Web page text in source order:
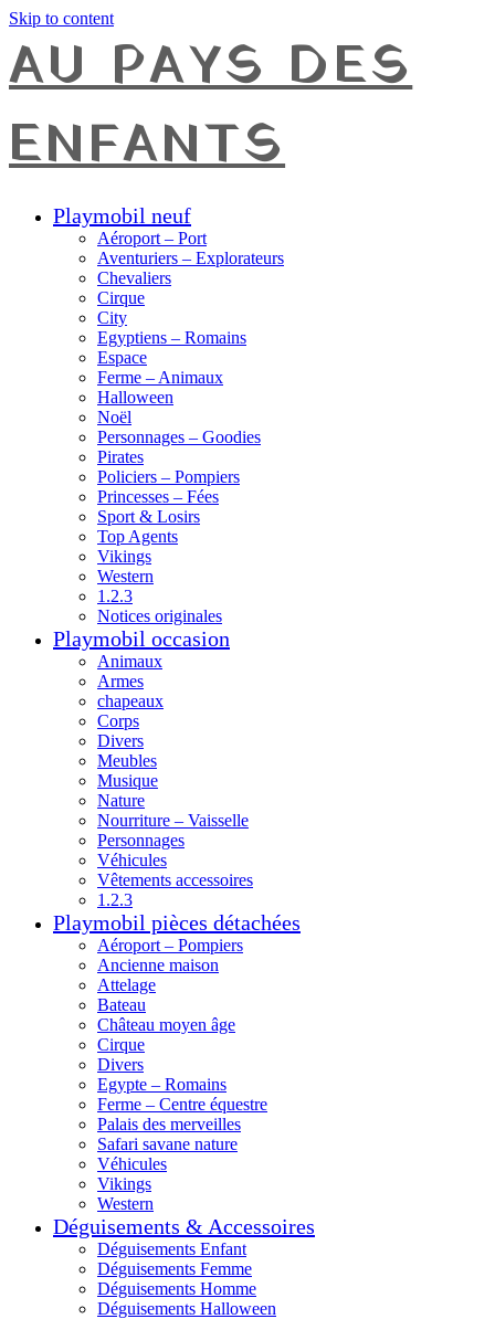
Skip to content
AU PAYS DES
ENFANTS
Playmobil neuf
Aéroport – Port
Aventuriers – Explorateurs
Chevaliers
Cirque
City
Egyptiens – Romains
Espace
Ferme – Animaux
Halloween
Noël
Personnages – Goodies
Pirates
Policiers – Pompiers
Princesses – Fées
Sport & Losirs
Top Agents
Vikings
Western
1.2.3
Notices originales
Playmobil occasion
Animaux
Armes
chapeaux
Corps
Divers
Meubles
Musique
Nature
Nourriture – Vaisselle
Personnages
Véhicules
Vêtements accessoires
1.2.3
Playmobil pièces détachées
Aéroport – Pompiers
Ancienne maison
Attelage
Bateau
Château moyen âge
Cirque
Divers
Egypte – Romains
Ferme – Centre équestre
Palais des merveilles
Safari savane nature
Véhicules
Vikings
Western
Déguisements & Accessoires
Déguisements Enfant
Déguisements Femme
Déguisements Homme
Déguisements Halloween